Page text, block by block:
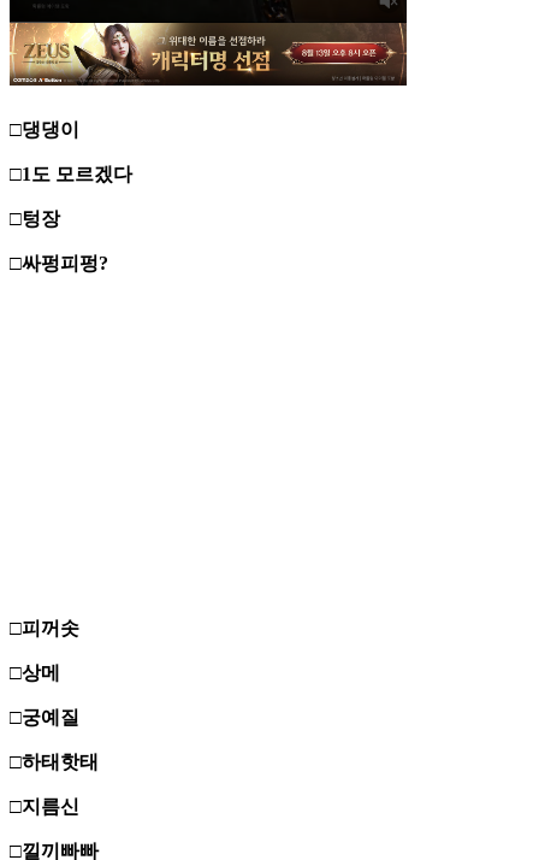
□댕댕이
□1도 모르겠다
□텅장
□싸펑피펑?
□피꺼솟
□상메
□궁예질
□하태핫태
□지름신
□낄끼빠빠